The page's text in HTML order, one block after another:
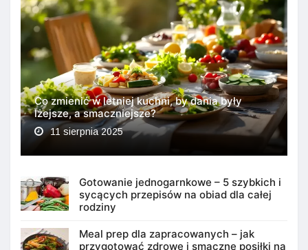
Co zmienić w letniej kuchni, by dania były
lżejsze, a smaczniejsze?
11 sierpnia 2025
Gotowanie jednogarnkowe – 5 szybkich i
sycących przepisów na obiad dla całej
rodziny
Meal prep dla zapracowanych – jak
przygotować zdrowe i smaczne posiłki na